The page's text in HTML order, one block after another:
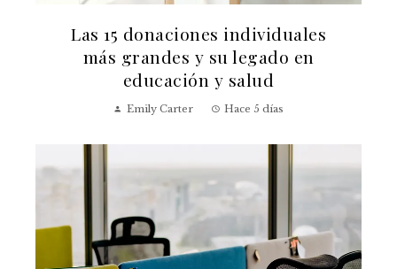
Las 15 donaciones individuales
más grandes y su legado en
educación y salud
Emily Carter Hace 5 días